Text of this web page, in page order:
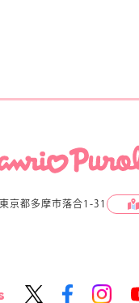
京都多摩市落合1-31